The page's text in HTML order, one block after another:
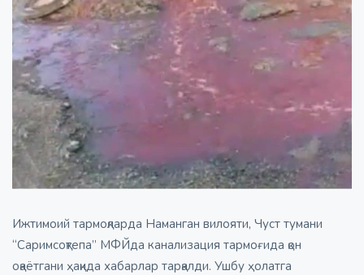
Ижтимоий тармоқларда Наманган вилояти, Чуст тумани
“Саримсоқтепа” МФЙда канализация тармоғида қон
оқаётгани ҳақида хабарлар тарқалди. Ушбу ҳолатга